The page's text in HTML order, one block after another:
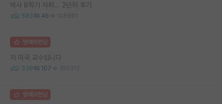
박사 8학기 자퇴... 2년뒤 후기
583 46 105991
명예의전당
저 미국 교수입니다
339 107 100312
명예의전당